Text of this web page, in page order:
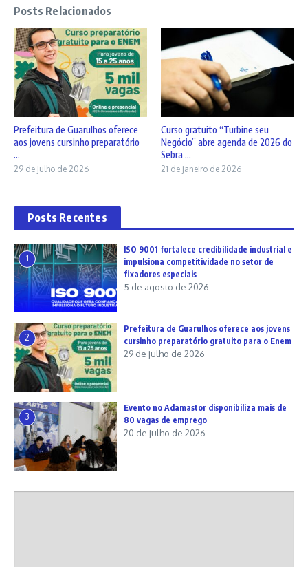
Posts Relacionados
Prefeitura de Guarulhos oferece
aos jovens cursinho preparatório
...
29 de julho de 2026
Curso gratuito “Turbine seu
Negócio” abre agenda de 2026 do
Sebra ...
21 de janeiro de 2026
Posts Recentes
1
ISO 9001 fortalece credibilidade industrial e
impulsiona competitividade no setor de
fixadores especiais
5 de agosto de 2026
2
Prefeitura de Guarulhos oferece aos jovens
cursinho preparatório gratuito para o Enem
29 de julho de 2026
3
Evento no Adamastor disponibiliza mais de
80 vagas de emprego
20 de julho de 2026